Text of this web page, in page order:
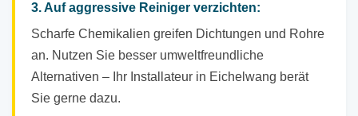
3. Auf aggressive Reiniger verzichten:
Scharfe Chemikalien greifen Dichtungen und Rohre
an. Nutzen Sie besser umweltfreundliche
Alternativen – Ihr Installateur in Eichelwang berät
Sie gerne dazu.